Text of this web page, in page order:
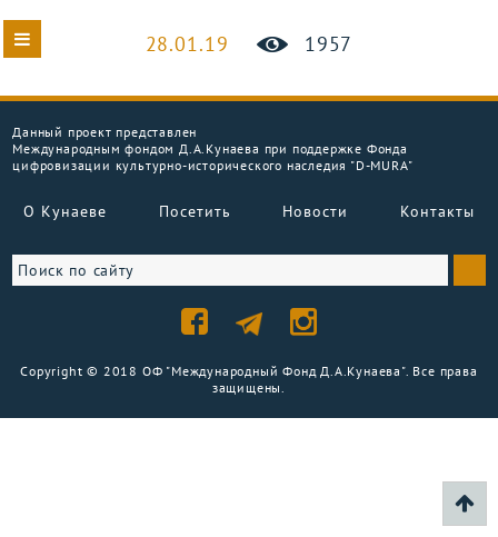
28.01.19 1957
Данный проект представлен
Международным фондом Д.А.Кунаева при поддержке Фонда
цифровизации культурно-исторического наследия "D-MURA"
О Кунаеве Посетить Новости Контакты
Copyright © 2018 ОФ "Международный Фонд Д.А.Кунаева". Все права
защищены.